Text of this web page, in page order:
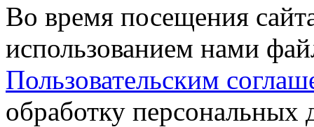
Во время посещения
использованием нами
Пользовательским
обработку персональных